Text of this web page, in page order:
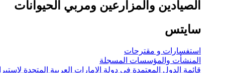
الصيادين والمزارعين ومربي الحيوانات
سايتس
استفسارات و مقترحات
المنشأت والمؤسسات المسجلة
قائمة الدول المعتمدة في دولة الامارات العربية المتحدة